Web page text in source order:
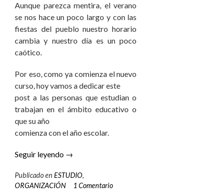
Aunque parezca mentira, el verano
se nos hace un poco largo y con las
fiestas del pueblo nuestro horario
cambia y nuestro día es un poco
caótico.
Por eso, como ya comienza el nuevo
curso, hoy vamos a dedicar este
post a las personas que estudian o
trabajan en el ámbito educativo o
que su año
comienza con el año escolar.
Seguir leyendo →
Publicado en ESTUDIO,
ORGANIZACIÓN
1 Comentario